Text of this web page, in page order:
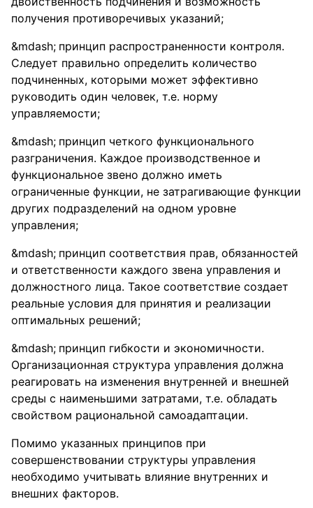
получения противоречивых указаний;
принцип распространенности контроля.
Следует правильно определить количество
подчиненных, которыми может эффективно
руководить один человек, т.е. норму
управляемости;
принцип четкого функционального
разграничения. Каждое производственное и
функциональное звено должно иметь
ограниченные функции, не затрагивающие функции
других подразделений на одном уровне
управления;
принцип соответствия прав, обязанностей
и ответственности каждого звена управления и
должностного лица. Такое соответствие создает
реальные условия для принятия и реализации
оптимальных решений;
принцип гибкости и экономичности.
Организационная структура управления должна
реагировать на изменения внутренней и внешней
среды с наименьшими затратами, т.е. обладать
свойством рациональной самоадаптации.
Помимо указанных принципов при
совершенствовании структуры управления
необходимо учитывать влияние внутренних и
внешних факторов.